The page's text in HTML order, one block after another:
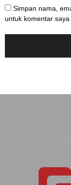
Simpan nama,
untuk komentar saya